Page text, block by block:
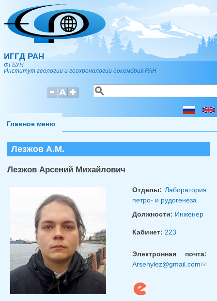
Перейти к основному содержанию
ИГГД РАН
ФГБУН
Институт геологии и геохронологии докембрия РАН
Форма поиска
Поиск
Главное меню
Лезжов А.М.
Лезжов Арсений Михайлович
Отделы: Лаборатория
петро- и рудогенеза
Должности: Инженер
Кабинет: 223
Электронная почта:
Arsenylez@gmail.com